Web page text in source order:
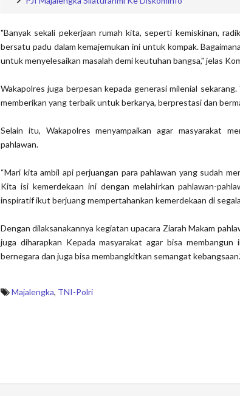
"Banyak sekali pekerjaan rumah kita, seperti kemiskinan,
bersatu padu dalam kemajemukan ini untuk kompak.
untuk menyelesaikan masalah demi keutuhan bangsa," jelas
Wakapolres juga berpesan kepada generasi milenial
memberikan yang terbaik untuk berkarya, berprestasi dan
Selain itu, Wakapolres menyampaikan agar masyarakat
pahlawan.
“Mari kita ambil api perjuangan para pahlawan yang sudah
Kita isi kemerdekaan ini dengan melahirkan pahlawan-
inspiratif ikut berjuang mempertahankan kemerdekaan di
Dengan dilaksanakannya kegiatan upacara Ziarah Makam
juga diharapkan Kepada masyarakat agar bisa
bernegara dan juga bisa membangkitkan semangat
Majalengka, TNI-Polri